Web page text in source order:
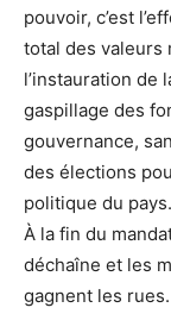
pouvoir, c’est
total des valeurs
l’instauration de
gaspillage des
gouvernance,
des élections
politique du pays.
À la fin du
déchaîne et les
gagnent les